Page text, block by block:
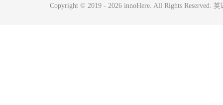
Copyright © 2019 - 2026 innoHere. All Rights Reserved.